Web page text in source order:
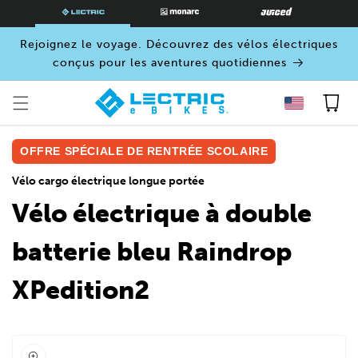
Rejoignez le voyage. Découvrez des vélos électriques
conçus pour les aventures quotidiennes
Panier
OFFRE SPÉCIALE DE RENTRÉE SCOLAIRE
Vélo cargo électrique longue portée
Vélo électrique à double
batterie bleu Raindrop
XPedition2